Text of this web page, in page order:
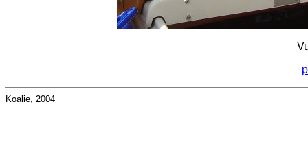
Koalie, 2004